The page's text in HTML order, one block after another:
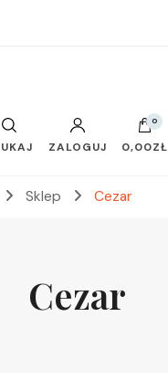
ZALOGUJ
0
0,00ZŁ
Sklep Cezar
Cezar